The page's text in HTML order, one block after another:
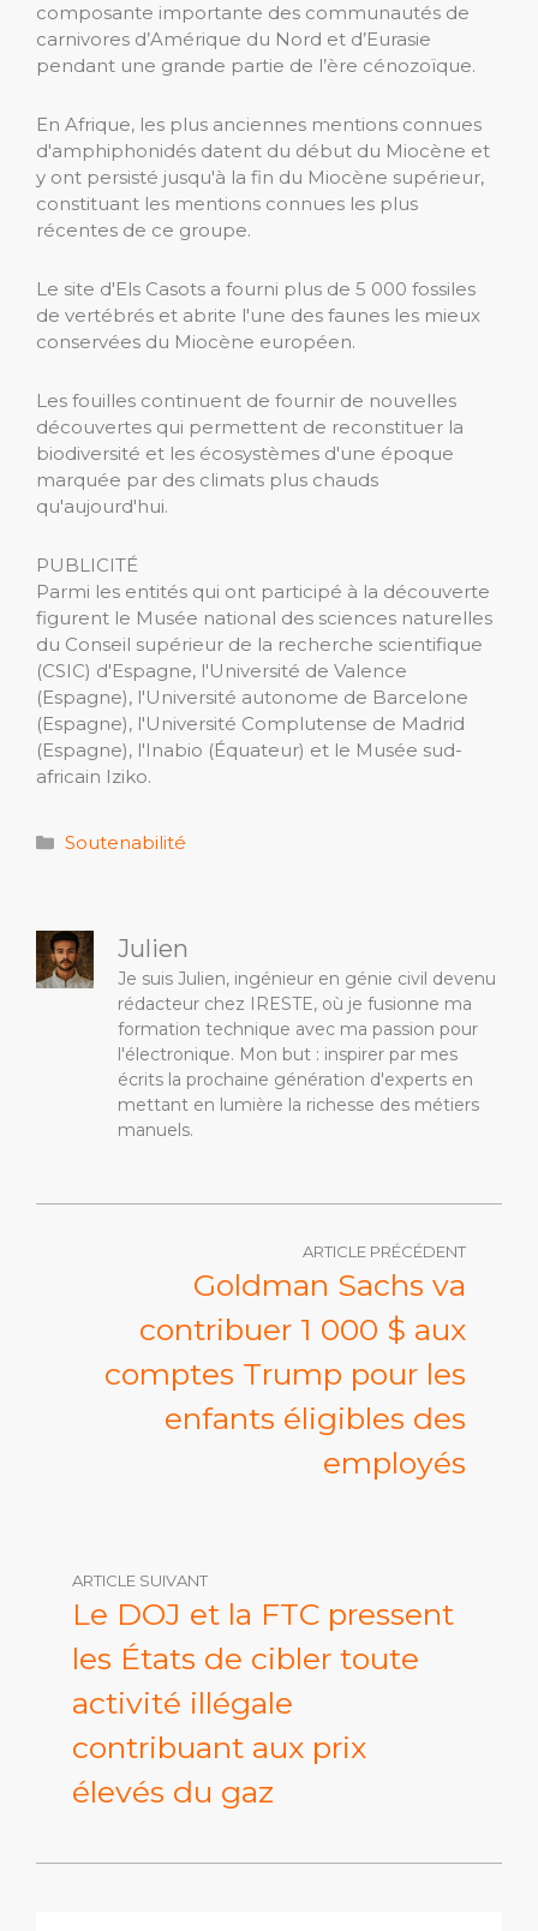
composante importante des communautés de
carnivores d’Amérique du Nord et d’Eurasie
pendant une grande partie de l’ère cénozoïque.
En Afrique, les plus anciennes mentions connues
d'amphiphonidés datent du début du Miocène et
y ont persisté jusqu'à la fin du Miocène supérieur,
constituant les mentions connues les plus
récentes de ce groupe.
Le site d'Els Casots a fourni plus de 5 000 fossiles
de vertébrés et abrite l'une des faunes les mieux
conservées du Miocène européen.
Les fouilles continuent de fournir de nouvelles
découvertes qui permettent de reconstituer la
biodiversité et les écosystèmes d'une époque
marquée par des climats plus chauds
qu'aujourd'hui.
PUBLICITÉ
Parmi les entités qui ont participé à la découverte
figurent le Musée national des sciences naturelles
du Conseil supérieur de la recherche scientifique
(CSIC) d'Espagne, l'Université de Valence
(Espagne), l'Université autonome de Barcelone
(Espagne), l'Université Complutense de Madrid
(Espagne), l'Inabio (Équateur) et le Musée sud-
africain Iziko.
Catégories
Soutenabilité
Julien
Je suis Julien, ingénieur en génie civil devenu
rédacteur chez IRESTE, où je fusionne ma
formation technique avec ma passion pour
l'électronique. Mon but : inspirer par mes
écrits la prochaine génération d'experts en
mettant en lumière la richesse des métiers
manuels.
ARTICLE PRÉCÉDENT
Goldman Sachs va
contribuer 1 000 $ aux
comptes Trump pour les
enfants éligibles des
employés
ARTICLE SUIVANT
Le DOJ et la FTC pressent
les États de cibler toute
activité illégale
contribuant aux prix
élevés du gaz